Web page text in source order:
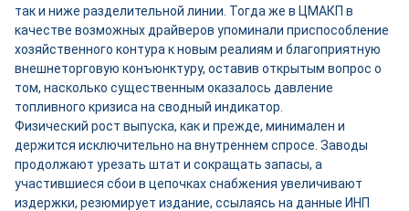
так и ниже разделительной линии. Тогда же в ЦМАКП в
качестве возможных драйверов упоминали приспособление
хозяйственного контура к новым реалиям и благоприятную
внешнеторговую конъюнктуру, оставив открытым вопрос о
том, насколько существенным оказалось давление
топливного кризиса на сводный индикатор.
Физический рост выпуска, как и прежде, минимален и
держится исключительно на внутреннем спросе. Заводы
продолжают урезать штат и сокращать запасы, а
участившиеся сбои в цепочках снабжения увеличивают
издержки, резюмирует издание, ссылаясь на данные ИНП